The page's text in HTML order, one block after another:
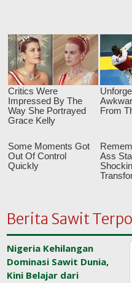
Berita Sawit
Nigeria Kehilangan
Dominasi Sawit Dunia,
Kini Belajar dari